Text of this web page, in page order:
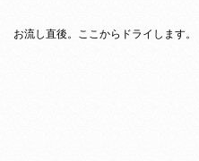
お流し直後。ここからドライします。